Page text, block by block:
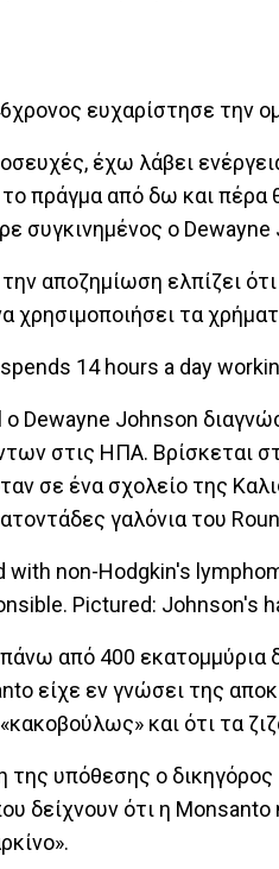
ευχαρίστησε την
έχω λάβει
πράγμα από δω και πέρα
συγκινημένος ο
αποζημίωση ελπίζει
χρησιμοποιήσει τα
Dewayne Johnson
στις ΗΠΑ. Βρίσκεται
σε ένα σχολείο της
γαλόνια του
από 400 εκατομμύρια
είχε εν γνώσει της
και ότι τα
της υπόθεσης ο
δείχνουν ότι η